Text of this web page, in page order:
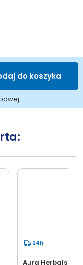
do koszyka
24h
Aura Herbals